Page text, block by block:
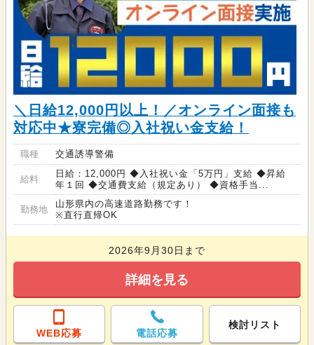
＼日給12,000円以上！／オンライン面接も
対応中★寮完備◎入社祝い金支給！
職種 交通誘導警備
給料
日給：12,000円 ◆入社祝い金「5万円」支給 ◆昇給
年１回 ◆交通費支給（規定あり） ◆資格手当...
勤務地
山形県内の高速道路勤務です！
※直行直帰OK
2026年9月30日まで
詳細を見る
WEB応募 電話応募
検討リスト